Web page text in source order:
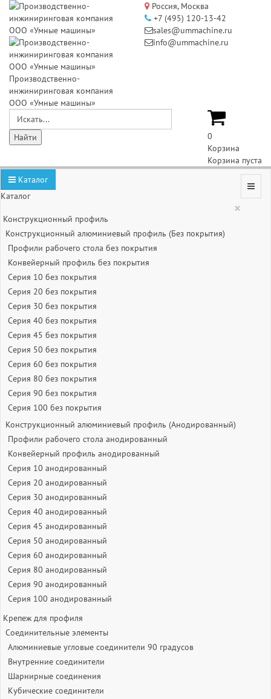
Производственно-
инжиниринговая компания
ООО «Умные машины»
Россия, Москва
+7 (495) 120-13-42
sales@ummachine.ru
info@ummachine.ru
0
Корзина
Корзина пуста
Каталог
Каталог
×
Конструкционный профиль
Конструкционный алюминиевый профиль (Без покрытия)
Профили рабочего стола без покрытия
Конвейерный профиль без покрытия
Серия 10 без покрытия
Серия 20 без покрытия
Серия 30 без покрытия
Серия 40 без покрытия
Серия 45 без покрытия
Серия 50 без покрытия
Серия 60 без покрытия
Серия 80 без покрытия
Серия 90 без покрытия
Серия 100 без покрытия
Конструкционный алюминиевый профиль (Анодированный)
Профили рабочего стола анодированный
Конвейерный профиль анодированный
Серия 10 анодированный
Серия 20 анодированный
Серия 30 анодированный
Серия 40 анодированный
Серия 45 анодированный
Серия 50 анодированный
Серия 60 анодированный
Серия 80 анодированный
Серия 90 анодированный
Серия 100 анодированный
Крепеж для профиля
Соединительные элементы
Алюминиевые угловые соединители 90 градусов
Внутренние соединители
Шарнирные соединения
Кубические соединители